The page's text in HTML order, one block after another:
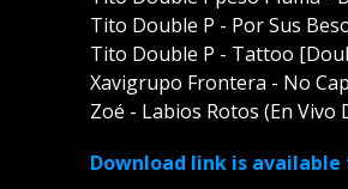
Tito Double P - Por Sus
Tito Double P - Tattoo
Xavigrupo Frontera - No
Zoé - Labios Rotos (En Vivo
Download link is available